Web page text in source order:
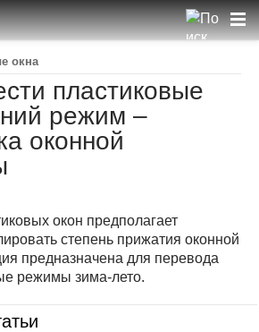
окна
пластиковые
режим –
оконной
окон предполагает
степень прижатия оконной
предназначена для перевода
режимы зима-лето.